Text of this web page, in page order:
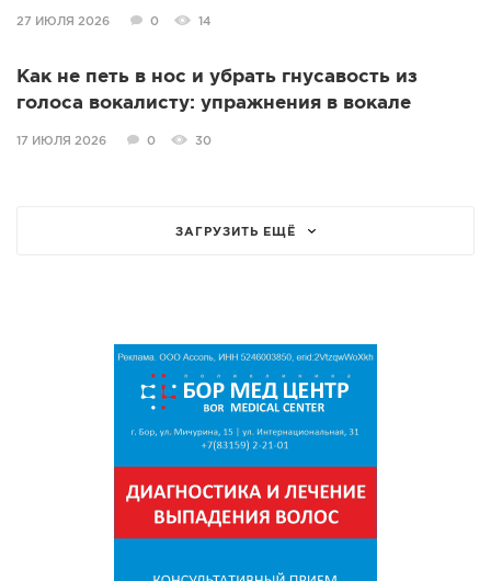
27 ИЮЛЯ 2026 0 14
Как не петь в нос и убрать гнусавость из
голоса вокалисту: упражнения в вокале
17 ИЮЛЯ 2026 0 30
ЗАГРУЗИТЬ ЕЩЁ